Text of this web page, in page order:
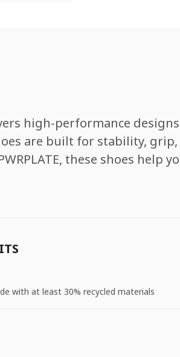
high-performance
are built for stability, grip,
these shoes help
with at least 30% recycled materials